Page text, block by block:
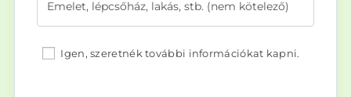
Igen, szeretnék további információkat kapni.